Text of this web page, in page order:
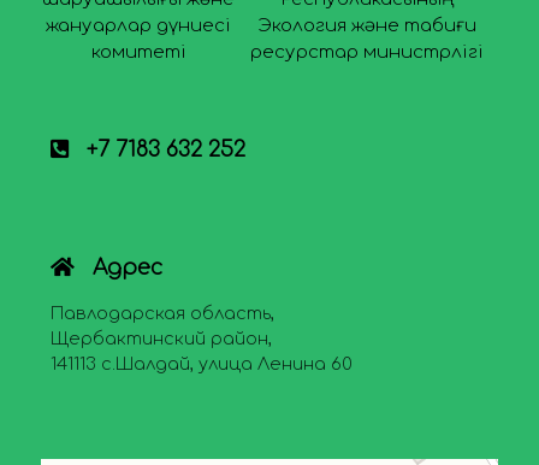
жануарлар дүниесі
комитеті
Экология және табиғи
ресурстар министрлігі
+7 7183 632 252
Адрес
Павлодарская область,
Щербактинский район,
141113 с.Шалдай, улица Ленина 60